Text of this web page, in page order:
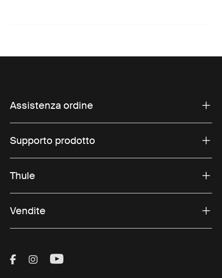
Assistenza ordine
Supporto prodotto
Thule
Vendite
Visit Thule on Facebook (external link)
Visit Thule on Instagram (external link)
Visit Thule on Youtube (external